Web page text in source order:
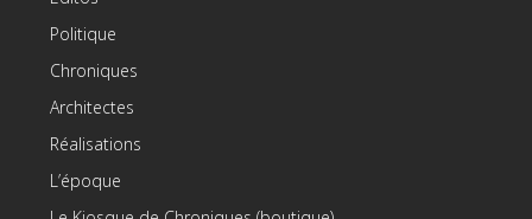
Politique
Chroniques
Architectes
Réalisations
L’époque